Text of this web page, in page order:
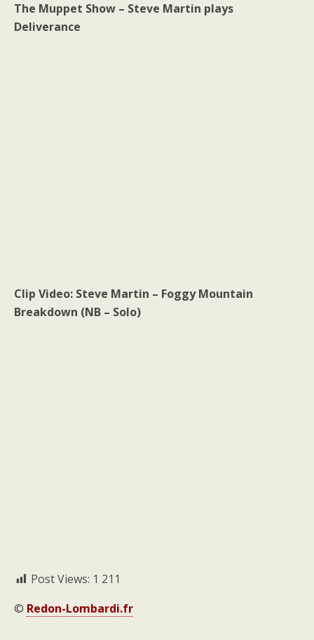
The Muppet Show – Steve Martin plays
Deliverance
Clip Video: Steve Martin – Foggy Mountain
Breakdown (NB – Solo)
Post Views: 1 211
© Redon-Lombardi.fr